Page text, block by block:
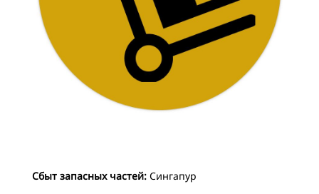
Сбыт запасных частей: Сингапур